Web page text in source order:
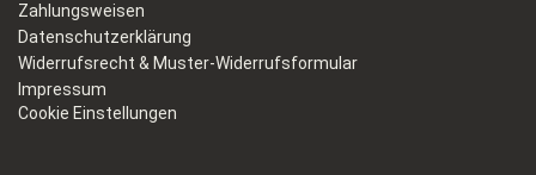
Zahlungsweisen
Datenschutzerklärung
Widerrufsrecht & Muster-Widerrufsformular
Impressum
Cookie Einstellungen